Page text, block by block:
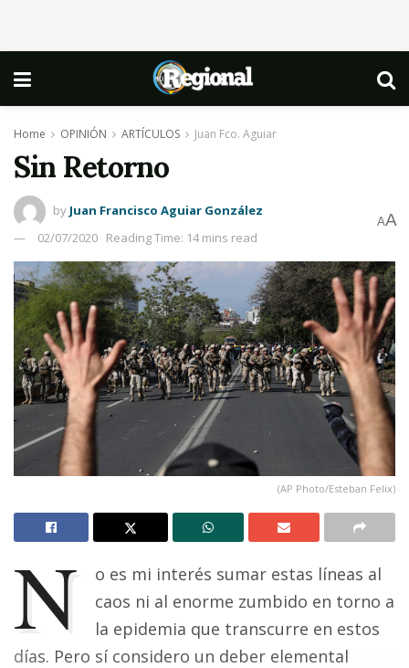
Home OPINIÓN ARTÍCULOS Juan Fco. Aguiar
Sin Retorno
by Juan Francisco Aguiar González
02/07/2020 Reading Time: 14 mins read
AA
(AP Photo/Esteban Felix)
N
o es mi interés sumar estas líneas al
caos ni al enorme zumbido en torno a
la epidemia que transcurre en estos
días. Pero sí considero un deber elemental